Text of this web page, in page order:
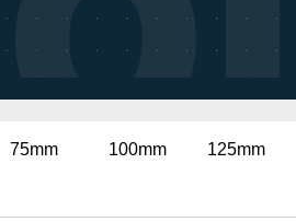
75mm 100mm 125mm